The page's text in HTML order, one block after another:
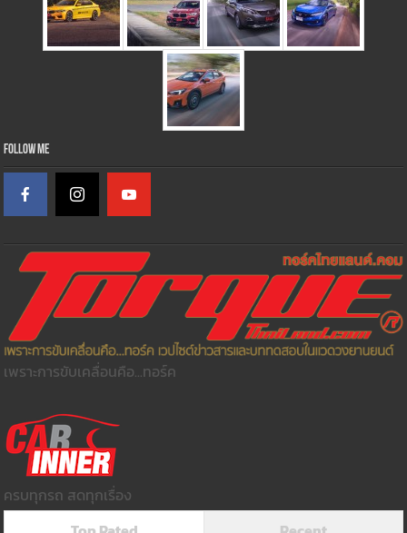
Follow Me
เพราะการขับเคลื่อนคือ...ทอร์ค
ครบทุกรถ สดทุกเรื่อง